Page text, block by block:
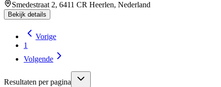
Smedestraat 2, 6411 CR Heerlen, Nederland
Bekijk details
Vorige
1
Volgende
Resultaten per pagina